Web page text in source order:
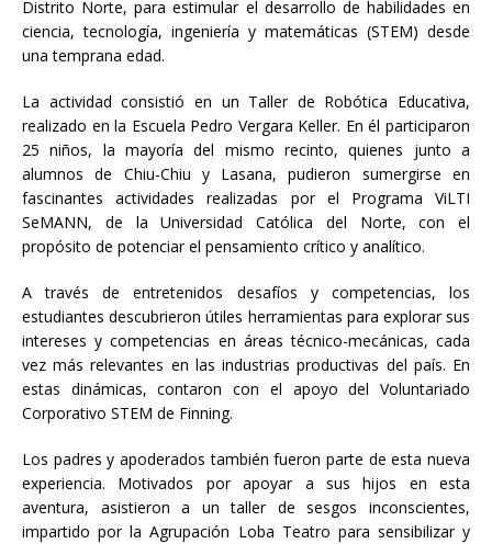
Distrito Norte, para estimular el desarrollo de habilidades en
ciencia, tecnología, ingeniería y matemáticas (STEM) desde
una temprana edad.
La actividad consistió en un Taller de Robótica Educativa,
realizado en la Escuela Pedro Vergara Keller. En él participaron
25 niños, la mayoría del mismo recinto, quienes junto a
alumnos de Chiu-Chiu y Lasana, pudieron sumergirse en
fascinantes actividades realizadas por el Programa ViLTI
SeMANN, de la Universidad Católica del Norte, con el
propósito de potenciar el pensamiento crítico y analítico.
A través de entretenidos desafíos y competencias, los
estudiantes descubrieron útiles herramientas para explorar sus
intereses y competencias en áreas técnico-mecánicas, cada
vez más relevantes en las industrias productivas del país. En
estas dinámicas, contaron con el apoyo del Voluntariado
Corporativo STEM de Finning.
Los padres y apoderados también fueron parte de esta nueva
experiencia. Motivados por apoyar a sus hijos en esta
aventura, asistieron a un taller de sesgos inconscientes,
impartido por la Agrupación Loba Teatro para sensibilizar y